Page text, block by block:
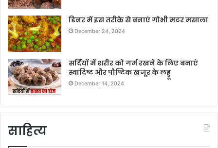
डिनर में इस तरीके से बनाएं गोभी मटर मसाला
December 24, 2024
सर्दियों में शरीर को गर्म रखने के लिए बनाएं
स्वादिष्ट और पौष्टिक खजूर के लड्डू
December 14, 2024
साहित्य